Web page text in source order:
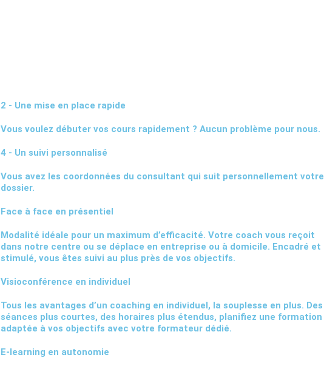
2 - Une mise en place rapide
Vous voulez débuter vos cours rapidement ? Aucun problème pour nous.
4 - Un suivi personnalisé
Vous avez les coordonnées du consultant qui suit personnellement votre
dossier.
Face à face en présentiel
Modalité idéale pour un maximum d’efficacité. Votre coach vous reçoit
dans notre centre ou se déplace en entreprise ou à domicile. Encadré et
stimulé, vous êtes suivi au plus près de vos objectifs.
Visioconférence en individuel
Tous les avantages d’un coaching en individuel, la souplesse en plus. Des
séances plus courtes, des horaires plus étendus, planifiez une formation
adaptée à vos objectifs avec votre formateur dédié.
E-learning en autonomie